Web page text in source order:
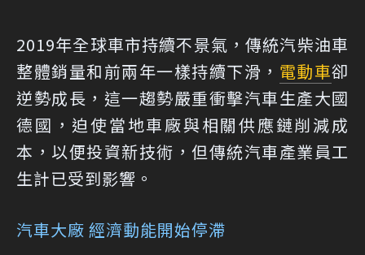
2019年全球車市持續不景氣，傳統汽柴油車
整體銷量和前兩年一樣持續下滑， 電動車卻
逆勢成長，這一趨勢嚴重衝擊汽車生產大國
德國，迫使當地車廠與相關供應鏈削減成
本，以便投資新技術，但傳統汽車產業員工
生計已受到影響。
汽車大廠 經濟動能開始停滯